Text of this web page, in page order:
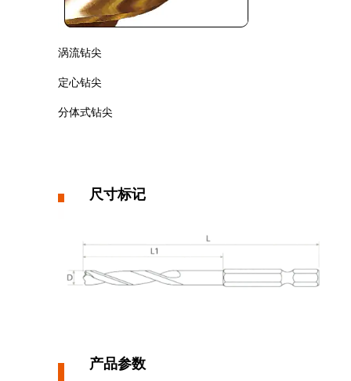
涡流钻尖
定心钻尖
分体式钻尖
尺寸标记
产品参数